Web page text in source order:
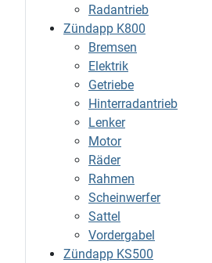
Radantrieb
Zündapp K800
Bremsen
Elektrik
Getriebe
Hinterradantrieb
Lenker
Motor
Räder
Rahmen
Scheinwerfer
Sattel
Vordergabel
Zündapp KS500